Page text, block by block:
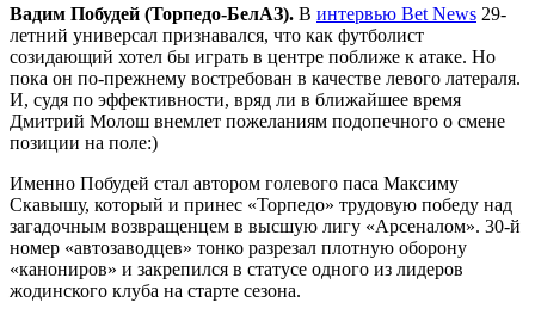
Вадим Побудей (Торпедо-БелАЗ). В интервью Bet News 29-
летний универсал признавался, что как футболист
созидающий хотел бы играть в центре поближе к атаке. Но
пока он по-прежнему востребован в качестве левого латераля.
И, судя по эффективности, вряд ли в ближайшее время
Дмитрий Молош внемлет пожеланиям подопечного о смене
позиции на поле:)
Именно Побудей стал автором голевого паса Максиму
Скавышу, который и принес «Торпедо» трудовую победу над
загадочным возвращенцем в высшую лигу «Арсеналом». 30-й
номер «автозаводцев» тонко разрезал плотную оборону
«канониров» и закрепился в статусе одного из лидеров
жодинского клуба на старте сезона.